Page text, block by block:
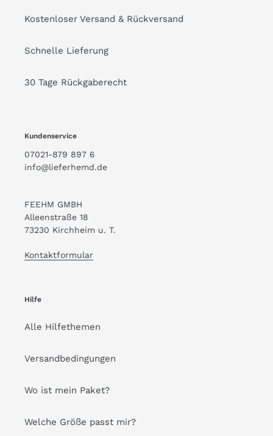
Kostenloser Versand & Rückversand
Schnelle Lieferung
30 Tage Rückgaberecht
Kundenservice
07021-879 897 6
info@lieferhemd.de
FEEHM GMBH
Alleenstraße 18
73230 Kirchheim u. T.
Kontaktformular
Hilfe
Alle Hilfethemen
Versandbedingungen
Wo ist mein Paket?
Welche Größe passt mir?